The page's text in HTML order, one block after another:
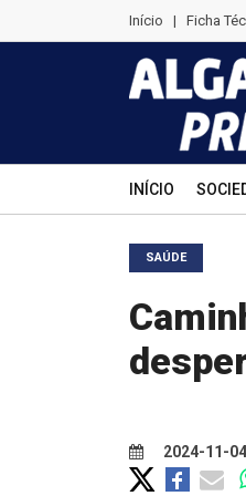
Início | Ficha
INÍCIO
SAÚDE
2024-11-